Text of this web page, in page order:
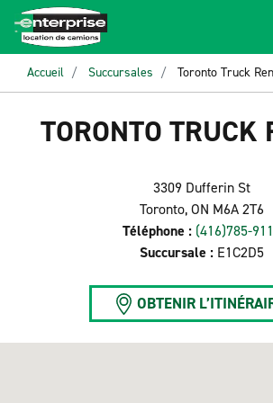
Accueil Succursales Toronto Truck
TORONTO TRUCK
3309 Dufferin St
Toronto, ON M6A 2T6
Téléphone : (416)785-
Succursale : E1C2D5
OBTENIR